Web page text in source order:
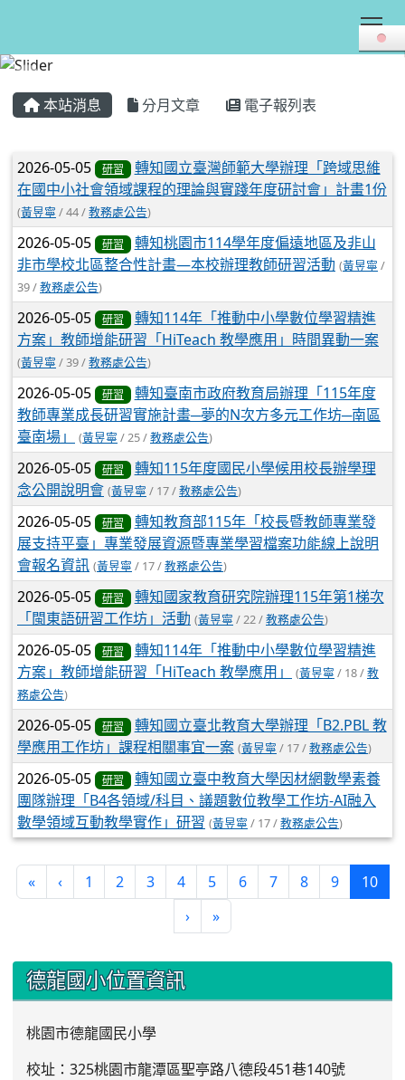
本站消息 分月文章 電子報列表
文章列表
2026-05-05 研習
轉知國立臺灣師範大學辦理「跨域思維
在國中小社會領域課程的理論與實踐年度研討會」計畫1份
(黃昱寧 / 44 /教務處公告)
2026-05-05 研習
轉知桃園市114學年度偏遠地區及非山
非市學校北區整合性計畫—本校辦理教師研習活動 (黃昱寧 /
39 /教務處公告)
2026-05-05 研習
轉知114年「推動中小學數位學習精進
方案」教師增能研習「HiTeach 教學應用」時間異動一案
(黃昱寧 / 39 /教務處公告)
2026-05-05 研習
轉知臺南市政府教育局辦理「115年度
教師專業成長研習實施計畫─夢的N次方多元工作坊─南區
臺南場」
(黃昱寧 / 25 /教務處公告)
2026-05-05 研習
轉知115年度國民小學候用校長辦學理
念公開說明會 (黃昱寧 / 17 /教務處公告)
2026-05-05 研習
轉知教育部115年「校長暨教師專業發
展支持平臺」專業發展資源暨專業學習檔案功能線上說明
會報名資訊 (黃昱寧 / 17 /教務處公告)
2026-05-05 研習
轉知國家教育研究院辦理115年第1梯次
「閩東語研習工作坊」活動 (黃昱寧 / 22 /教務處公告)
2026-05-05 研習
轉知114年「推動中小學數位學習精進
方案」教師增能研習「HiTeach 教學應用」
(黃昱寧 / 18 /教
務處公告)
2026-05-05 研習
轉知國立臺北教育大學辦理「B2.PBL 教
學應用工作坊」課程相關事宜一案 (黃昱寧 / 17 /教務處公告)
2026-05-05 研習
轉知國立臺中教育大學因材網數學素養
團隊辦理「B4各領域/科目、議題數位教學工作坊-AI融入
數學領域互動教學實作」研習 (黃昱寧 / 17 /教務處公告)
« ‹ 1 2 3 4 5 6 7 8 9 10
›
»
::: 德龍國小位置資訊
桃園市德龍國民小學
校址：325桃園市龍潭區聖亭路八德段451巷140號